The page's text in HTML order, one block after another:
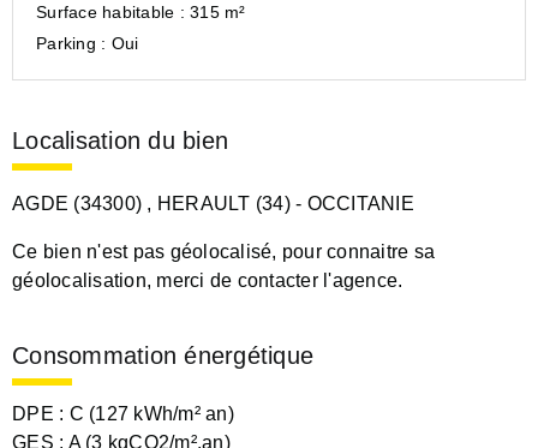
Surface habitable : 315 m²
Parking : Oui
Localisation du bien
AGDE (34300) , HERAULT (34) - OCCITANIE
Ce bien n'est pas géolocalisé, pour connaitre sa
géolocalisation, merci de contacter l'agence.
Consommation énergétique
DPE : C (127 kWh/m² an)
GES : A (3 kgCO2/m².an)